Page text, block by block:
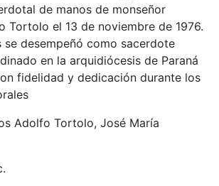
de manos de monseñor
Tortolo el 13 de noviembre de 1976.
se desempeñó como sacerdote
en la arquidiócesis de Paraná
fidelidad y dedicación durante los
Adolfo Tortolo, José María